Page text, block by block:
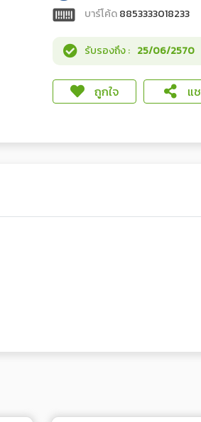
บาร์โค้ด8853333018233
รับรองถึง : 25/06/2570
ถูกใจ แ